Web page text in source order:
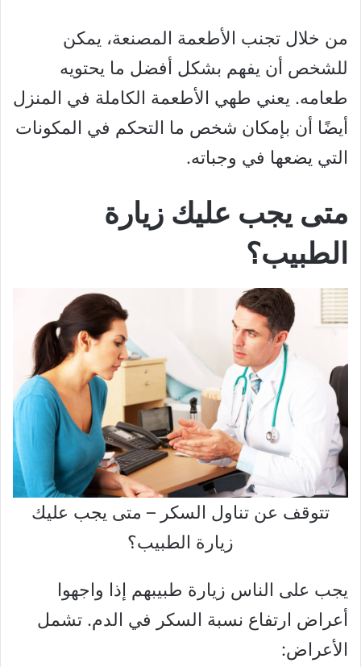
من خلال تجنب الأطعمة المصنعة، يمكن
للشخص أن يفهم بشكل أفضل ما يحتويه
طعامه. يعني طهي الأطعمة الكاملة في المنزل
أيضًا أن بإمكان شخص ما التحكم في المكونات
التي يضعها في وجباته.
متى يجب عليك زيارة
الطبيب؟
تتوقف عن تناول السكر – متى يجب عليك
زيارة الطبيب؟
يجب على الناس زيارة طبيبهم إذا واجهوا
أعراض ارتفاع نسبة السكر في الدم. تشمل
الأعراض: